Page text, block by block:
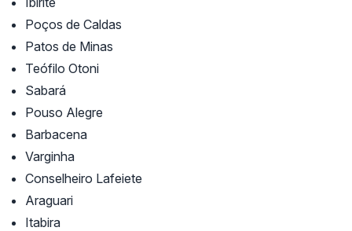
Poços de Caldas
Patos de Minas
Teófilo Otoni
Sabará
Pouso Alegre
Barbacena
Varginha
Conselheiro Lafeiete
Araguari
Itabira